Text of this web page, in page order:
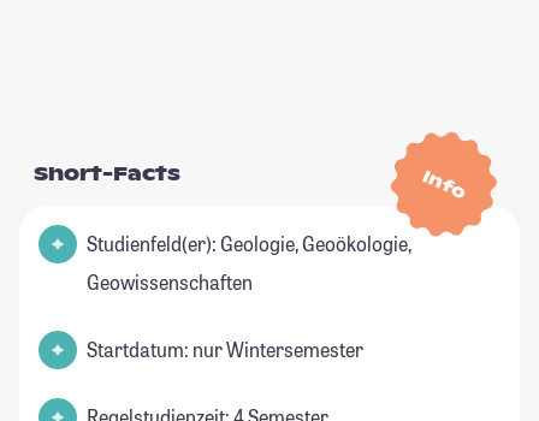
Info
Short-Facts
Studienfeld(er): Geologie, Geoökologie,
Geowissenschaften
Startdatum: nur Wintersemester